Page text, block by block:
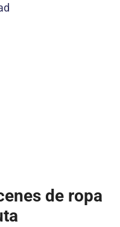
de ropa